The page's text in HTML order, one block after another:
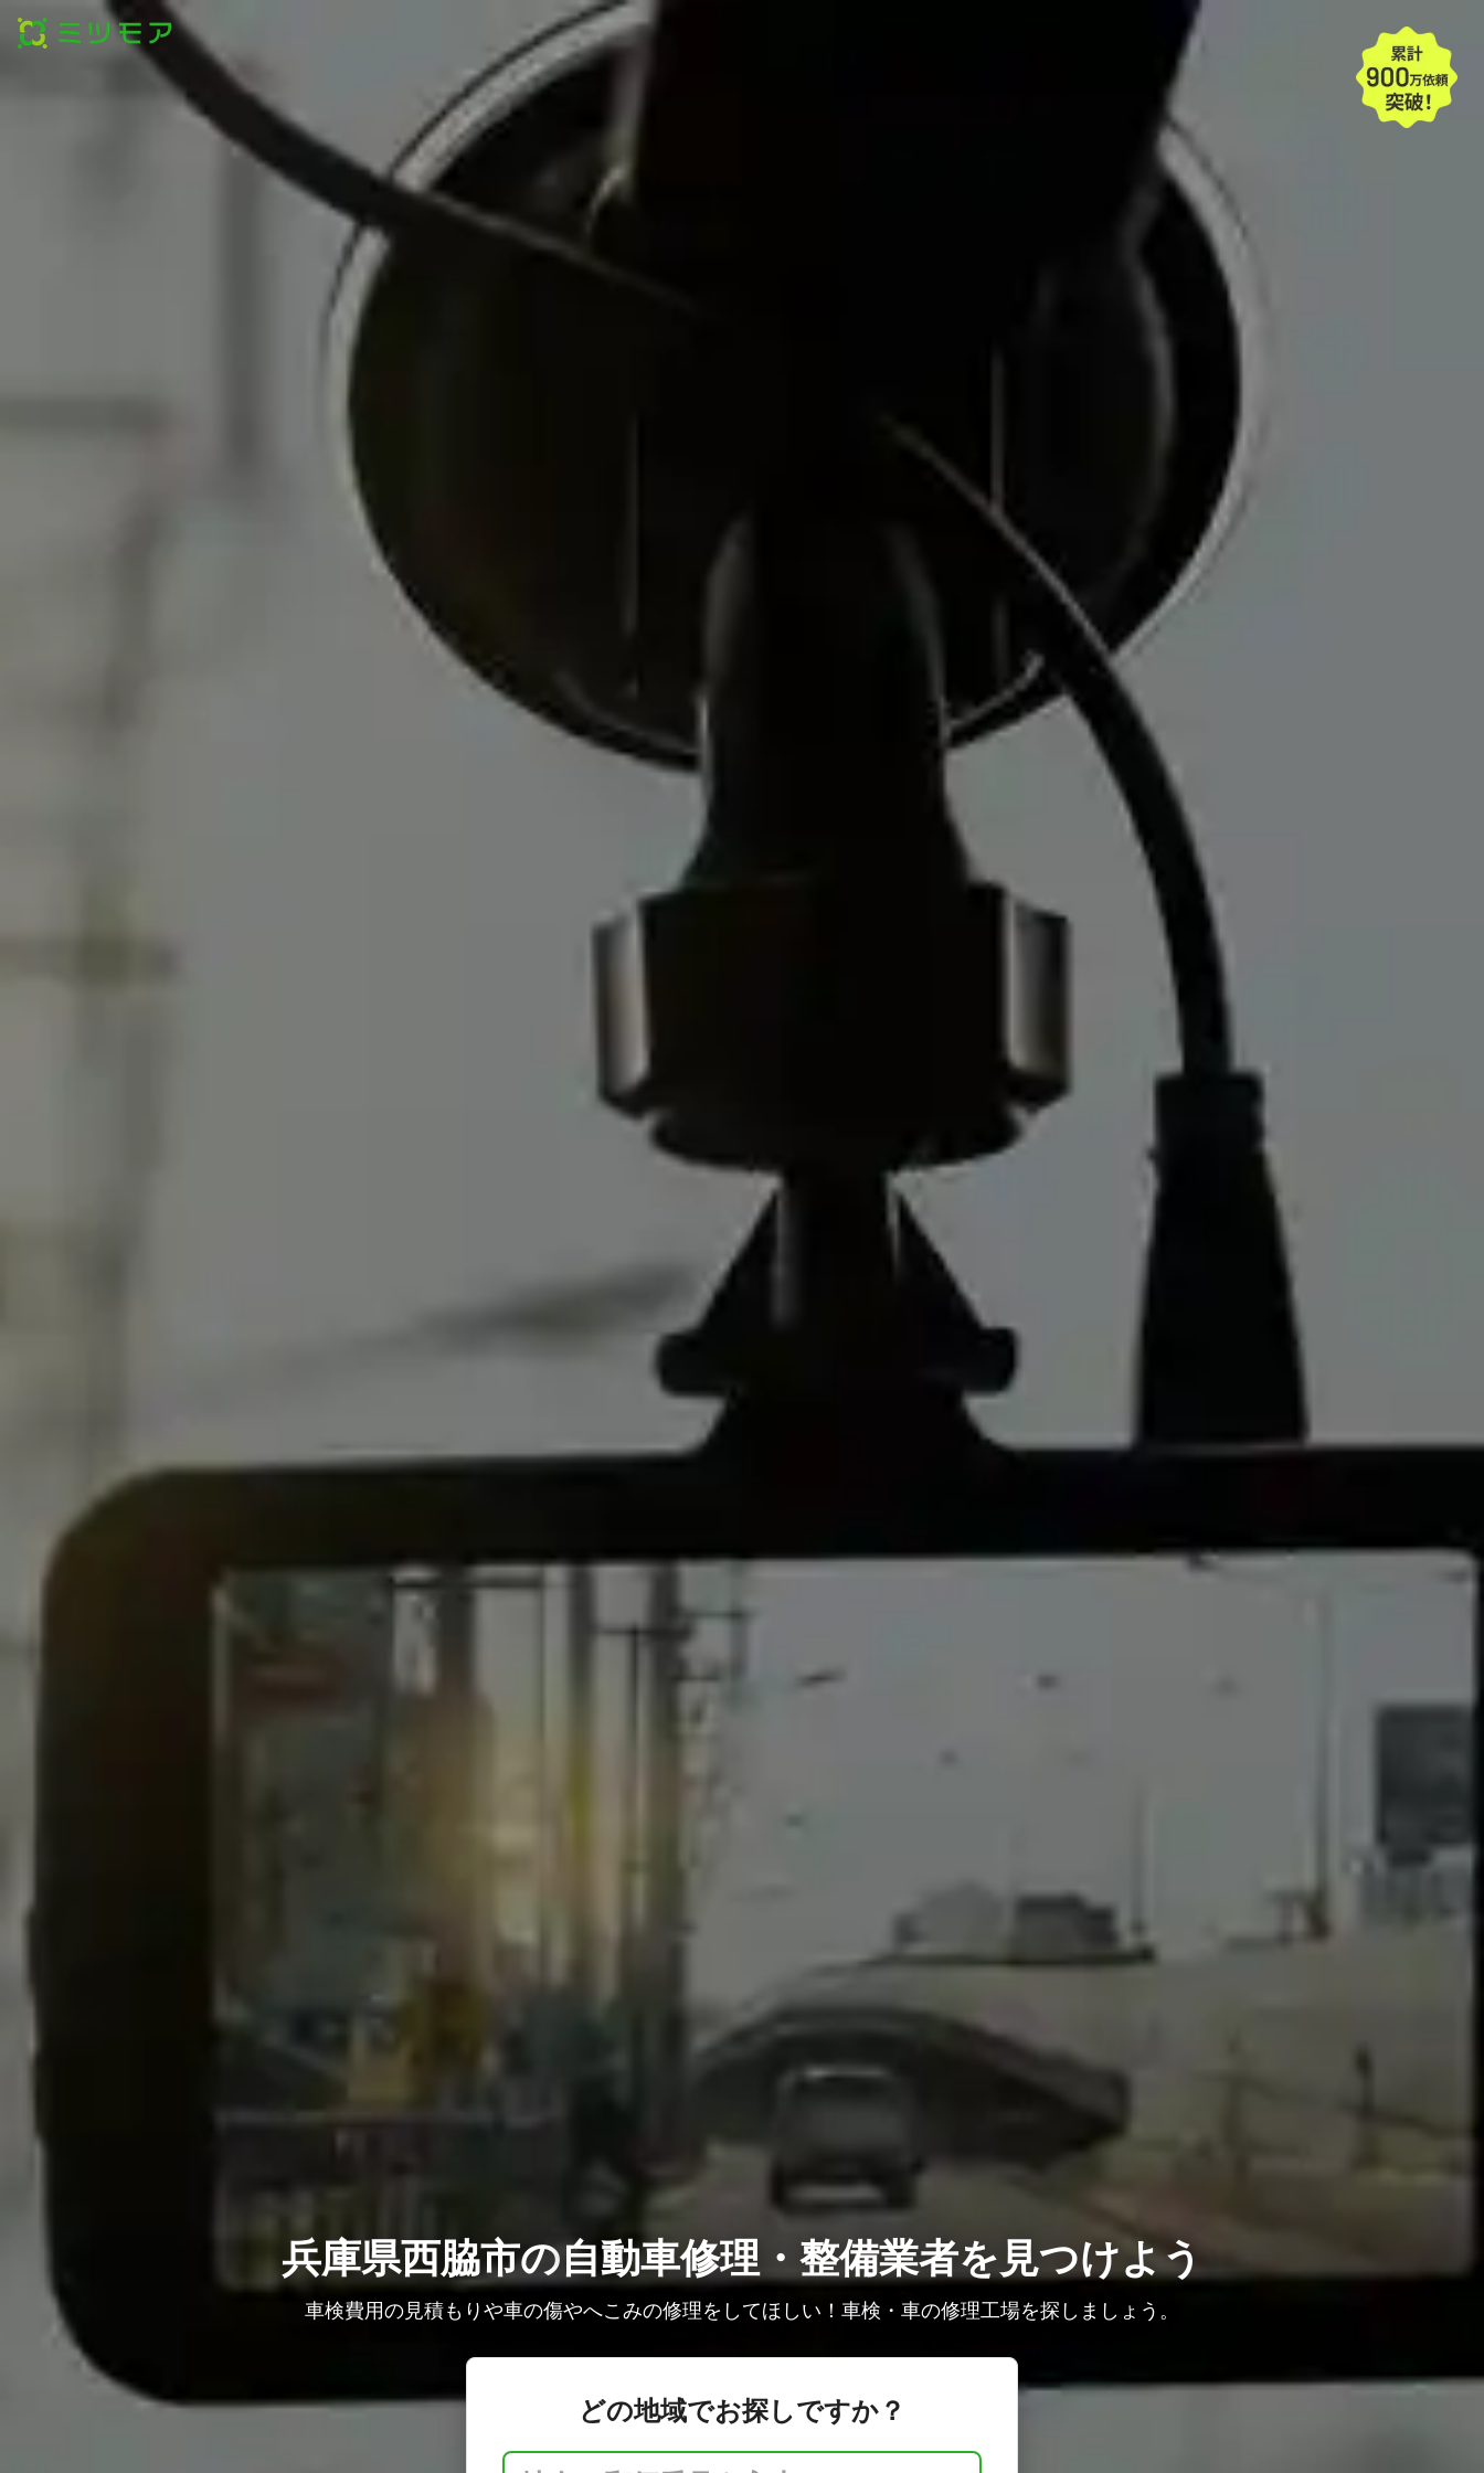
兵庫県西脇市の自動車修理・整備業者を見つけよう
車検費用の見積もりや車の傷やへこみの修理をしてほしい！車検・車の修理工場を探しましょう。
どの地域でお探しですか？